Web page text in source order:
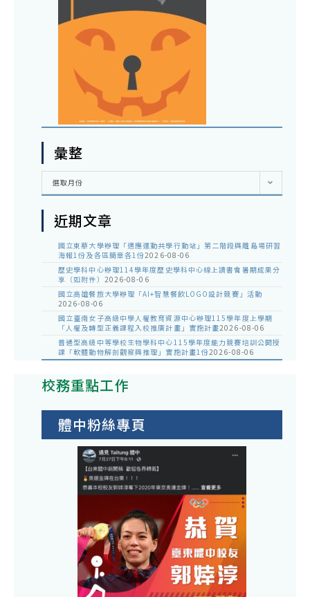
彙整
彙
選取月份
近期文章
國立東華大學辦理「適應運動共學行動站」第二階段與離島場研習
海報1份及各區簡章各1份2026-08-06
歷史學科中心辦理114學年度歷史學科中心線上讀書會暑期成果分
享（如附件） 2026-08-06
國立高雄餐旅大學辦理「AI+智慧餐飲LOGO設計競賽」活動
2026-08-06
國立臺南女子高級中學人權教育資源中心辦理115學年度上學期
「人權及轉型正義課程入校推廣計畫」實施計畫2026-08-06
普通型高級中等學校生物學科中心115學年度能力競賽培訓公開授
課「軟體動物解剖觀察與推理」實施計畫1份2026-08-06
校務重點工作
體中粉絲專頁